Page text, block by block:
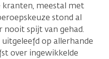
meestal met
stond al
nooit spijt van gehad.
op allerhande
over ingewikkelde